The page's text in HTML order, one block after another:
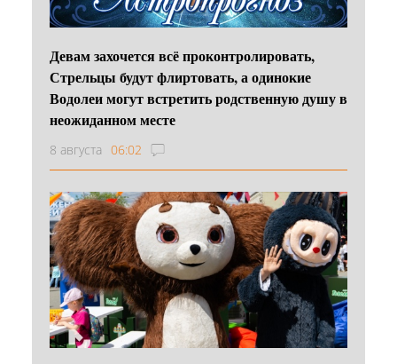
Девам захочется всё проконтролировать,
Стрельцы будут флиртовать, а одинокие
Водолеи могут встретить родственную душу в
неожиданном месте
8 августа 06:02